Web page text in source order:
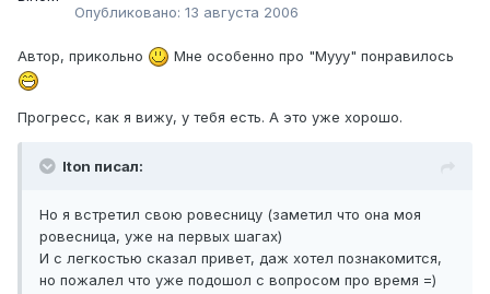
Опубликовано: 13 августа 2006
Автор, прикольно Мне особенно про "Мууу" понравилось
Прогресс, как я вижу, у тебя есть. А это уже хорошо.
Iton писал:
Но я встретил свою ровесницу (заметил что она моя
ровесница, уже на первых шагах)
И с легкостью сказал привет, даж хотел познакомится,
но пожалел что уже подошол с вопросом про время =)